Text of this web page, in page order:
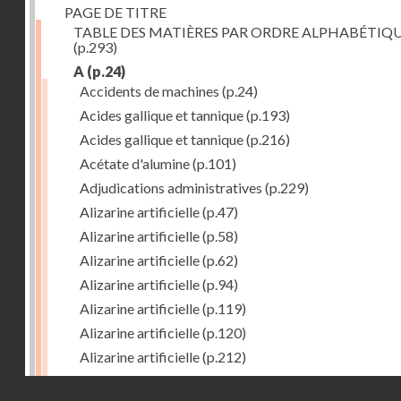
PAGE DE TITRE
TABLE DES MATIÈRES PAR ORDRE
(p.293)
A (p.24)
Accidents de machines (p.24)
Acides gallique et tannique(p.193)
Acides gallique et tannique(p.216)
Acétate d'alumine(p.101)
Adjudications administratives (p.229)
Alizarine artificielle(p.47)
Alizarine artificielle(p.58)
Alizarine artificielle(p.62)
Alizarine artificielle(p.94)
Alizarine artificielle(p.119)
Alizarine artificielle(p.120)
Alizarine artificielle(p.212)
Alizarine artificielle(p.256)